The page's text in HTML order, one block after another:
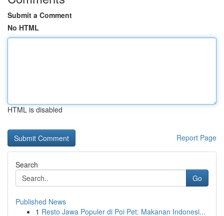
Submit a Comment
No HTML
HTML is disabled
Report Page
Search
Go
Published News
1 Resto Jawa Populer di Poi Pet: Makanan Indonesi...